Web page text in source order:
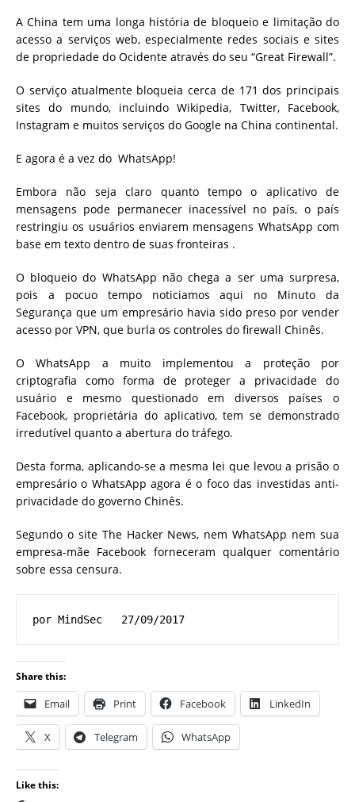
A China tem uma longa história de bloqueio e limitação do
acesso a serviços web, especialmente redes sociais e sites
de propriedade do Ocidente através do seu “Great Firewall”.
O serviço atualmente bloqueia cerca de 171 dos principais
sites do mundo, incluindo Wikipedia, Twitter, Facebook,
Instagram e muitos serviços do Google na China continental.
E agora é a vez do WhatsApp!
Embora não seja claro quanto tempo o aplicativo de
mensagens pode permanecer inacessível no país, o país
restringiu os usuários enviarem mensagens WhatsApp com
base em texto dentro de suas fronteiras .
O bloqueio do WhatsApp não chega a ser uma surpresa,
pois a pocuo tempo noticiamos aqui no Minuto da
Segurança que um empresário havia sido preso por vender
acesso por VPN, que burla os controles do firewall Chinês.
O WhatsApp a muito implementou a proteção por
criptografia como forma de proteger a privacidade do
usuário e mesmo questionado em diversos países o
Facebook, proprietária do aplicativo, tem se demonstrado
irredutível quanto a abertura do tráfego.
Desta forma, aplicando-se a mesma lei que levou a prisão o
empresário o WhatsApp agora é o foco das investidas anti-
privacidade do governo Chinês.
Segundo o site The Hacker News, nem WhatsApp nem sua
empresa-mãe Facebook forneceram qualquer comentário
sobre essa censura.
por MindSec   27/09/2017
Share this:
Email Print Facebook LinkedIn
X Telegram WhatsApp
Like this: